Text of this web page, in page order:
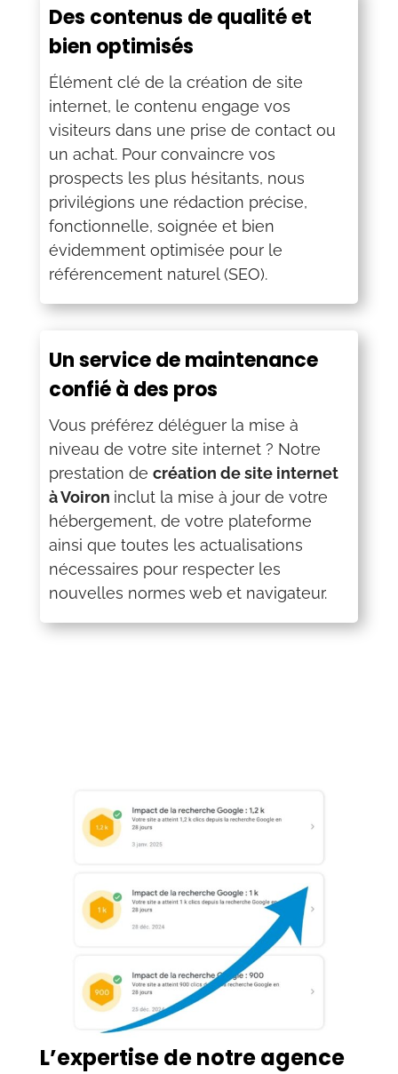
Des contenus de qualité et
bien optimisés
Élément clé de la création de site
internet, le contenu engage vos
visiteurs dans une prise de contact ou
un achat. Pour convaincre vos
prospects les plus hésitants, nous
privilégions une rédaction précise,
fonctionnelle, soignée et bien
évidemment optimisée pour le
référencement naturel (SEO).
Un service de maintenance
confié à des pros
Vous préférez déléguer la mise à
niveau de votre site internet ? Notre
prestation de création de site internet
à Voiron inclut la mise à jour de votre
hébergement, de votre plateforme
ainsi que toutes les actualisations
nécessaires pour respecter les
nouvelles normes web et navigateur.
L’expertise de notre agence